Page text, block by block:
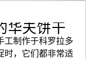
华夫饼干
工制作于科罗拉多
时，它们都非常适